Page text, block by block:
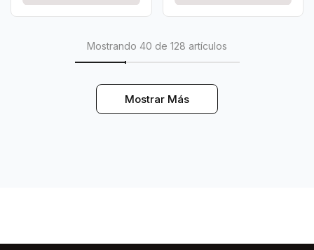
Mostrando 40 de 128 artículos
Mostrar Más